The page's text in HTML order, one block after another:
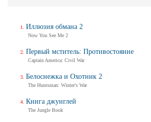
Иллюзия обмана 2
Now You See Me 2
Первый мститель: Противостояние
Captain America: Civil War
Белоснежка и Охотник 2
The Huntsman: Winter's War
Книга джунглей
The Jungle Book